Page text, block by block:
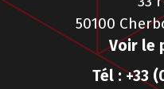
50100
Voir le
Tél : +33